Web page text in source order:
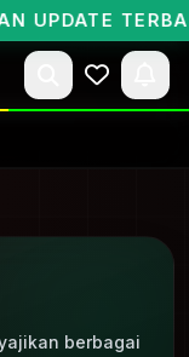
berbagai